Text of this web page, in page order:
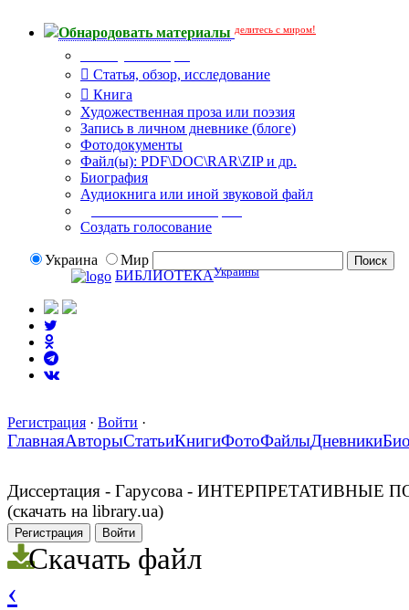
Обнародовать материалы делитесь с миром!
Статья, обзор, исследование
Книга
Художественная проза или поэзия
Запись в личном дневнике (блоге)
Фотодокументы
Файл(ы): PDF\DOC\RAR\ZIP и др.
Биография
Аудиокнига или иной звуковой файл
Создать голосование
Украина
Мир
БИБЛИОТЕКАУкраины
Регистрация · Войти ·
ГлавнаяАвторыСтатьиКнигиФотоФайлыДневники
Диссертация - Гарусова -
(скачать на library.ua)
Регистрация Войти
Скачать файл
‹